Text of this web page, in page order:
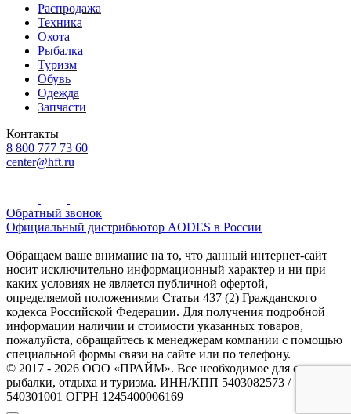
Распродажа
Техника
Охота
Рыбалка
Туризм
Обувь
Одежда
Запчасти
Контакты
8 800 777 73 60
center@hft.ru
Обратный звонок
Официальный дистрибьютор AODES в России
Обращаем ваше внимание на то, что данный интернет-сайт
носит исключительно информационный характер и ни при
каких условиях не является публичной офертой,
определяемой положениями Статьи 437 (2) Гражданского
кодекса Российской Федерации. Для получения подробной
информации наличии и стоимости указанных товаров,
пожалуйста, обращайтесь к менеджерам компании с помощью
специальной формы связи на сайте или по телефону.
© 2017 - 2026 ООО «ПРАЙМ». Все необходимое для охоты и
рыбалки, отдыха и туризма. ИНН/КПП 5403082573 /
540301001 ОГРН 1245400006169